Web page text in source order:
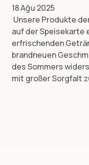
18 Ağu 2025
Unsere Produkte
auf der Speisekarte
erfrischenden
brandneuen
des Sommers
mit großer Sorgfalt